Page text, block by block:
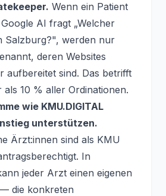
Wenn ein Patient
AI fragt „Welcher
Salzburg?", werden nur
deren Websites
aufbereitet sind. Das betrifft
als 10 % aller Ordinationen.
wie KMU.DIGITAL
unterstützen.
Ärzt:innen sind als KMU
In
jeder Arzt einen eigenen
die konkreten